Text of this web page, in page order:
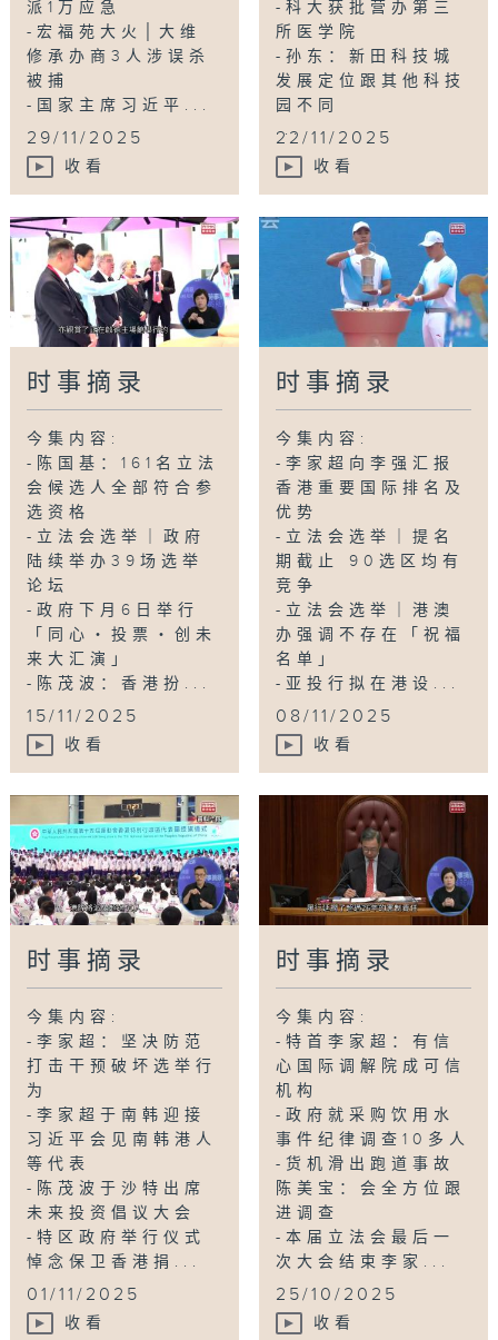
派1万应急
-宏福苑大火│大维
修承办商3人涉误杀
被捕
-国家主席习近平...
29/11/2025
收看
-科大获批营办第三
所医学院
-孙东：新田科技城
发展定位跟其他科技
园不同
...
22/11/2025
收看
时事摘录
今集内容:
-陈国基：161名立法
会候选人全部符合参
选资格
-立法会选举｜政府
陆续举办39场选举
论坛
-政府下月6日举行
「同心・投票・创未
来大汇演」
-陈茂波：香港扮...
15/11/2025
收看
时事摘录
今集内容:
-李家超向李强汇报
香港重要国际排名及
优势
-立法会选举｜提名
期截止 90选区均有
竞争
-立法会选举｜港澳
办强调不存在「祝福
名单」
-亚投行拟在港设...
08/11/2025
收看
时事摘录
今集内容:
-李家超：坚决防范
打击干预破坏选举行
为
-李家超于南韩迎接
习近平会见南韩港人
等代表
-陈茂波于沙特出席
未来投资倡议大会
-特区政府举行仪式
悼念保卫香港捐...
01/11/2025
收看
时事摘录
今集内容:
-特首李家超：有信
心国际调解院成可信
机构
-政府就采购饮用水
事件纪律调查10多人
-货机滑出跑道事故
陈美宝：会全方位跟
进调查
-本届立法会最后一
次大会结束李家...
25/10/2025
收看